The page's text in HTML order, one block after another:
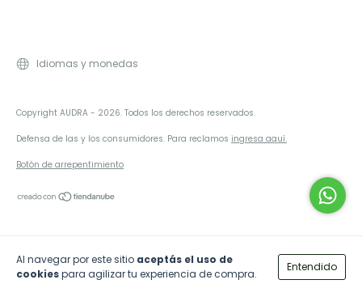
Al navegar por este sitio aceptás el uso de
cookiespara agilizar tu experiencia de compra.
Entendido
Idiomas y monedas
Copyright AUDRA - 2026. Todos los derechos reservados.
Defensa de las y los consumidores. Para reclamos ingresa aquí.
Botón de arrepentimiento